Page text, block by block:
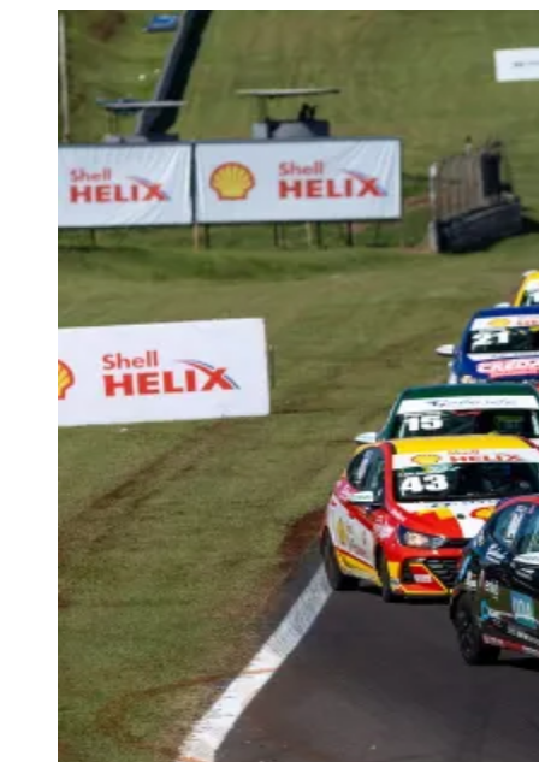
Paulistão, Brasileirão, Champions League e mais. Placar em tempo
real, classificação e notícias esportivas.
Acompanhar jogos
Newsletter Bom Dia Barueri
Entretenimento Completo
Resultados das Loterias
Esportes ao Vivo
Trânsito em Tempo Real
Clima e Previsão do Tempo
Vagas de Emprego
Portal Pet
Explore Barueri
Guia de Empresas
Publicidade Anuncie Aqui
Seguir min de leitura
Equipe Carro #04 é líder nas etapas da
Copa Hyundai HB20
Redação Jornal de Barueri
02 de junho de 2026 às 14:00